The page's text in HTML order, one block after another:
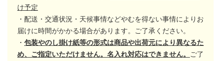
け予定
・配送・交通状況・天候事情などやむを得ない事情によりお
届けに時間がかかる場合があります。ご了承ください。
・ 包装やのし掛け紙等の形式は商品や出荷元により異なるた
め、ご指定いただけません。名入れ対応はできません。
ご了